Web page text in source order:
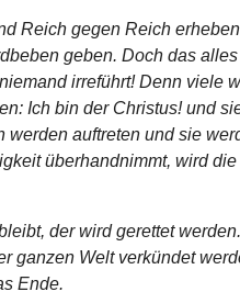
Reich gegen Reich
geben. Doch das
irreführt! Denn viele
Ich bin der Christus! und
werden auftreten und sie
überhandnimmt, wird
der wird gerettet
ganzen Welt verkündet
Ende.